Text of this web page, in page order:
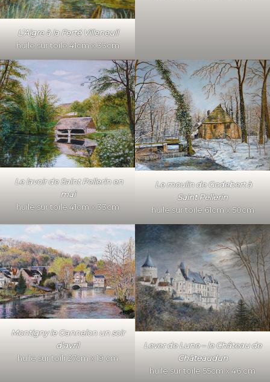
L’Aigre à la Ferté Villeneuil
huile sur toile 41cm x 33cm
Le lavoir de Saint Pellerin en
mai
huile sur toile 41cm x 33cm
Le moulin de Godebertà
Saint Pellerin
huile sur toile 61cm x 50cm
Montigny le Gannelon un soir
d’avril
huile sur toilr 27cm x 19 cm
Lever de Lune – le Château de
Châteaudun
huile sur toile 55cm x 46 cm